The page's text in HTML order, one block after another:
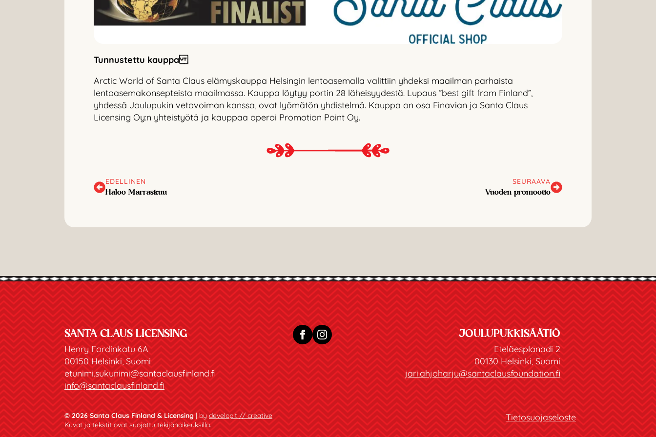
Tunnustettu kauppa
Arctic World of Santa Claus elämyskauppa Helsingin lentoasemalla valittiin yhdeksi maailman parhaista
lentoasemakonsepteista maailmassa. Kauppa löytyy portin 28 läheisyydestä. Lupaus ”best gift from Finland”,
yhdessä Joulupukin vetovoiman kanssa, ovat lyömätön yhdistelmä. Kauppa on osa Finavian ja Santa Claus
Licensing Oy:n yhteistyötä ja kauppaa operoi Promotion Point Oy.
EDELLINEN
Haloo Marraskuu
SEURAAVA
Vuoden promootio
SANTA CLAUS LICENSING
Henry Fordinkatu 6A
00150 Helsinki, Suomi
etunimi.sukunimi@santaclausfinland.fi
info@santaclausfinland.fi
JOULUPUKKISÄÄTIÖ
Eteläesplanadi 2
00130 Helsinki, Suomi
jari.ahjoharju@santaclausfoundation.fi
© 2026 Santa Claus Finland & Licensing| bydevelopit // creative
Kuvat ja tekstit ovat suojattu tekijänoikeuksilla.
Tietosuojaseloste